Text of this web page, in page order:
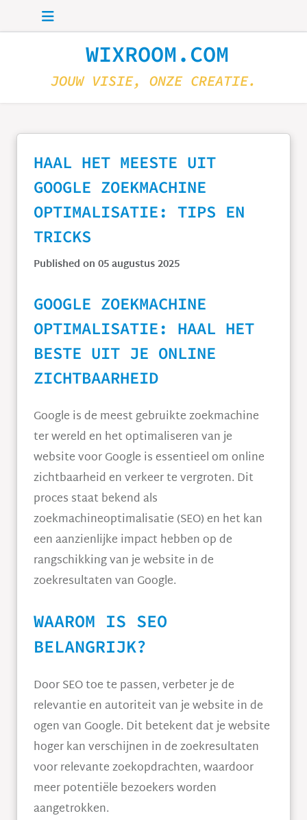
Skip to main content
WIXROOM.COM
JOUW VISIE, ONZE CREATIE.
HAAL HET MEESTE UIT
GOOGLE ZOEKMACHINE
OPTIMALISATIE: TIPS EN
TRICKS
Published on 05 augustus 2025
GOOGLE ZOEKMACHINE
OPTIMALISATIE: HAAL HET
BESTE UIT JE ONLINE
ZICHTBAARHEID
Google is de meest gebruikte zoekmachine
ter wereld en het optimaliseren van je
website voor Google is essentieel om online
zichtbaarheid en verkeer te vergroten. Dit
proces staat bekend als
zoekmachineoptimalisatie (SEO) en het kan
een aanzienlijke impact hebben op de
rangschikking van je website in de
zoekresultaten van Google.
WAAROM IS SEO
BELANGRIJK?
Door SEO toe te passen, verbeter je de
relevantie en autoriteit van je website in de
ogen van Google. Dit betekent dat je website
hoger kan verschijnen in de zoekresultaten
voor relevante zoekopdrachten, waardoor
meer potentiële bezoekers worden
aangetrokken.